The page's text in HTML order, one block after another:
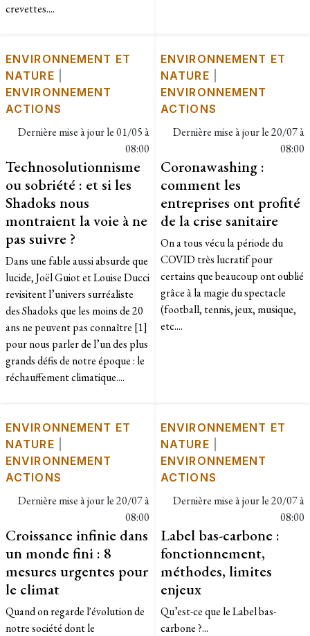
crevettes....
ENVIRONNEMENT ET
NATURE
ENVIRONNEMENT
ACTIONS
Dernière mise à jour le01/05 à
08:00
Technosolutionnisme
ou sobriété : et si les
Shadoks nous
montraient la voie à ne
pas suivre ?
Dans une fable aussi absurde que
lucide, Joël Guiot et Louise Ducci
revisitent l’univers surréaliste
des Shadoks que les moins de 20
ans ne peuvent pas connaître [1]
pour nous parler de l’un des plus
grands défis de notre époque : le
réchauffement climatique....
ENVIRONNEMENT ET
NATURE
ENVIRONNEMENT
ACTIONS
Dernière mise à jour le20/07 à
08:00
Coronawashing :
comment les
entreprises ont profité
de la crise sanitaire
On a tous vécu la période du
COVID très lucratif pour
certains que beaucoup ont oublié
grâce à la magie du spectacle
(football, tennis, jeux, musique,
etc....
ENVIRONNEMENT ET
NATURE
ENVIRONNEMENT
ACTIONS
Dernière mise à jour le20/07 à
08:00
Croissance infinie dans
un monde fini : 8
mesures urgentes pour
le climat
Quand on regarde l'évolution de
notre société dont le
ENVIRONNEMENT ET
NATURE
ENVIRONNEMENT
ACTIONS
Dernière mise à jour le20/07 à
08:00
Label bas-carbone :
fonctionnement,
méthodes, limites
enjeux
Qu’est-ce que le Label bas-
carbone ?...